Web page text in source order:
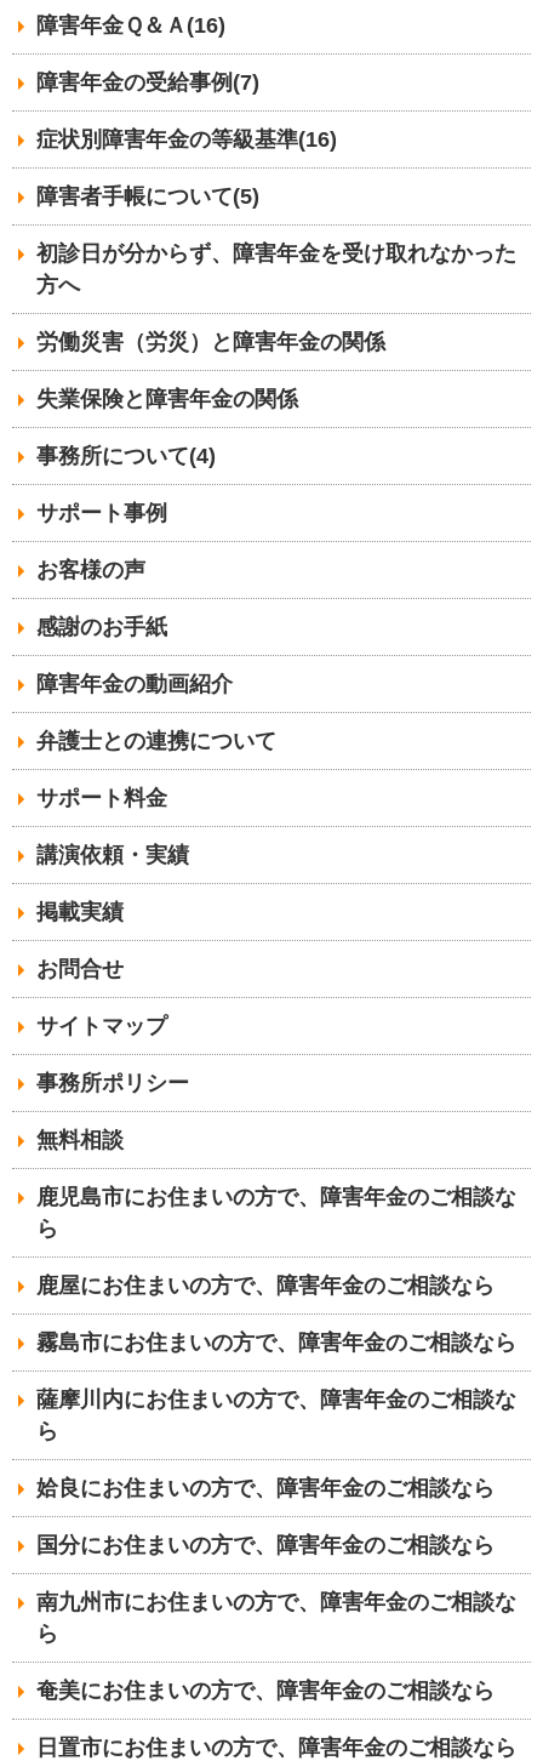
障害年金Ｑ＆Ａ(16)
障害年金の受給事例(7)
症状別障害年金の等級基準(16)
障害者手帳について(5)
初診日が分からず、障害年金を受け取れなかった
方へ
労働災害（労災）と障害年金の関係
失業保険と障害年金の関係
事務所について(4)
サポート事例
お客様の声
感謝のお手紙
障害年金の動画紹介
弁護士との連携について
サポート料金
講演依頼・実績
掲載実績
お問合せ
サイトマップ
事務所ポリシー
無料相談
鹿児島市にお住まいの方で、障害年金のご相談な
ら
鹿屋にお住まいの方で、障害年金のご相談なら
霧島市にお住まいの方で、障害年金のご相談なら
薩摩川内にお住まいの方で、障害年金のご相談な
ら
姶良にお住まいの方で、障害年金のご相談なら
国分にお住まいの方で、障害年金のご相談なら
南九州市にお住まいの方で、障害年金のご相談な
ら
奄美にお住まいの方で、障害年金のご相談なら
日置市にお住まいの方で、障害年金のご相談なら